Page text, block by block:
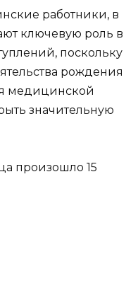
работники, в
ключевую роль в
поскольку
рождения
медицинской
значительную
произошло 15